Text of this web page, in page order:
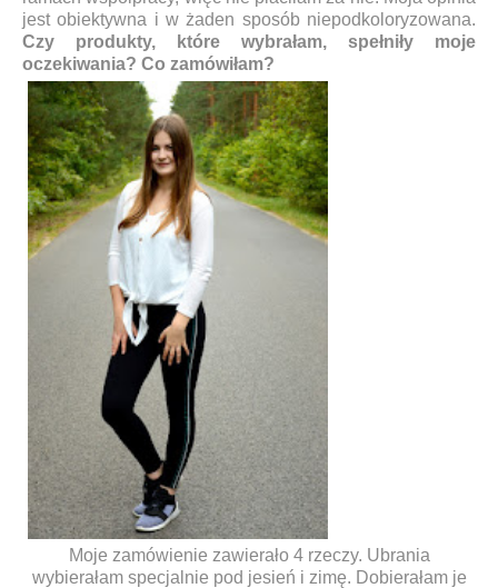
jest obiektywna i w żaden sposób niepodkoloryzowana.
Czy produkty, które wybrałam, spełniły moje
oczekiwania? Co zamówiłam?
Moje zamówienie zawierało 4 rzeczy. Ubrania
wybierałam specjalnie pod jesień i zimę. Dobierałam je